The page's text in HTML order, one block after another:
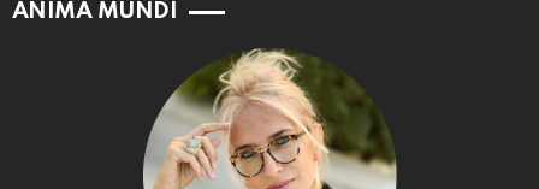
ANIMA MUNDI